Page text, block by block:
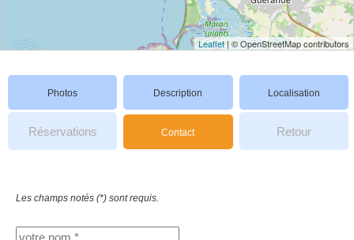
Leaflet| © OpenStreetMap contributors
Photos Description Localisation
Réservations Contact Retour
Les champs notés (*) sont requis.